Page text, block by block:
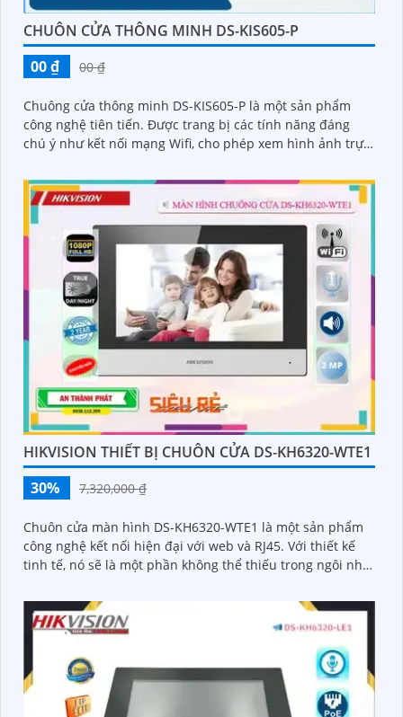
CHUÔN CỬA THÔNG MINH DS-KIS605-P
00 ₫
00 ₫
Chuông cửa thông minh DS-KIS605-P là một sản phẩm
công nghệ tiên tiến. Được trang bị các tính năng đáng
chú ý như kết nối mạng Wifi, cho phép xem hình ảnh trực
HIKVISION THIẾT BỊ CHUÔN CỬA DS-KH6320-WTE1
30%
7,320,000 ₫
Chuôn cửa màn hình DS-KH6320-WTE1 là một sản phẩm
công nghệ kết nối hiện đại với web và RJ45. Với thiết kế
tinh tế, nó sẽ là một phần không thể thiếu trong ngôi nhà